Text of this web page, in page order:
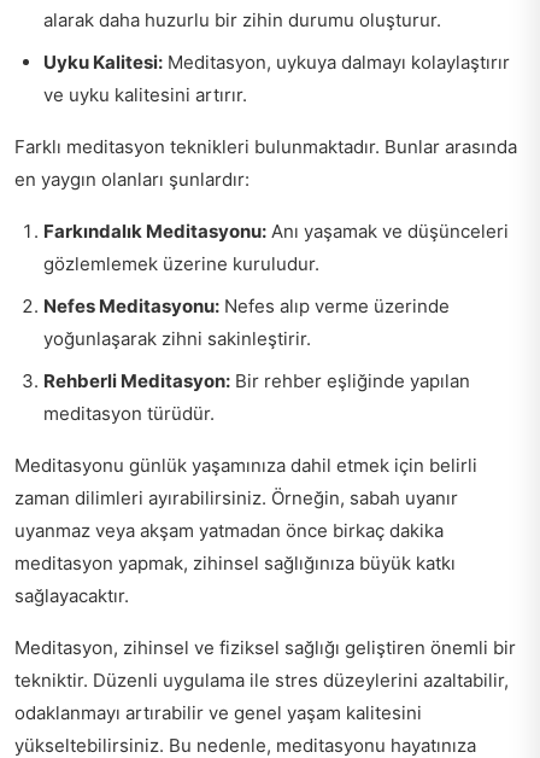
alarak daha huzurlu bir zihin durumu oluşturur.
Uyku Kalitesi: Meditasyon, uykuya dalmayı kolaylaştırır
ve uyku kalitesini artırır.
Farklı meditasyon teknikleri bulunmaktadır. Bunlar arasında
en yaygın olanları şunlardır:
Farkındalık Meditasyonu: Anı yaşamak ve düşünceleri
gözlemlemek üzerine kuruludur.
Nefes Meditasyonu: Nefes alıp verme üzerinde
yoğunlaşarak zihni sakinleştirir.
Rehberli Meditasyon: Bir rehber eşliğinde yapılan
meditasyon türüdür.
Meditasyonu günlük yaşamınıza dahil etmek için belirli
zaman dilimleri ayırabilirsiniz. Örneğin, sabah uyanır
uyanmaz veya akşam yatmadan önce birkaç dakika
meditasyon yapmak, zihinsel sağlığınıza büyük katkı
sağlayacaktır.
Meditasyon, zihinsel ve fiziksel sağlığı geliştiren önemli bir
tekniktir. Düzenli uygulama ile stres düzeylerini azaltabilir,
odaklanmayı artırabilir ve genel yaşam kalitesini
yükseltebilirsiniz. Bu nedenle, meditasyonu hayatınıza